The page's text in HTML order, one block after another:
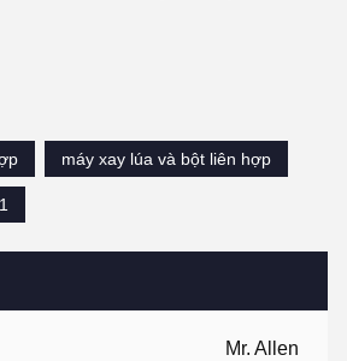
Mr. Allen
máy xay lúa và bột liên hợp